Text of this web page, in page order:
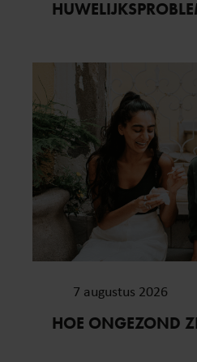
7 augustus 2026
HOE ONGEZOND